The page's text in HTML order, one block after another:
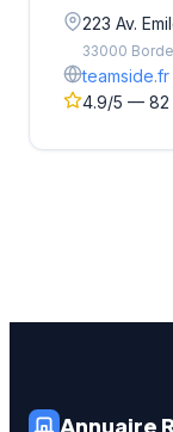
223 Av.
33000
teamside.fr
4.9/5 — 82
Annuaire